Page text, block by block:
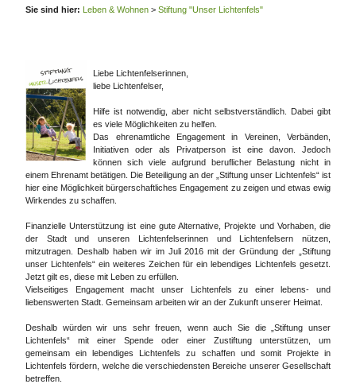
Sie sind hier: Leben & Wohnen > Stiftung "Unser Lichtenfels"
Liebe Lichtenfelserinnen,
liebe Lichtenfelser,
Hilfe ist notwendig, aber nicht selbstverständlich. Dabei gibt
es viele Möglichkeiten zu helfen.
Das ehrenamtliche Engagement in Vereinen, Verbänden,
Initiativen oder als Privatperson ist eine davon. Jedoch
können sich viele aufgrund beruflicher Belastung nicht in
einem Ehrenamt betätigen. Die Beteiligung an der „Stiftung unser Lichtenfels“ ist
hier eine Möglichkeit bürgerschaftliches Engagement zu zeigen und etwas ewig
Wirkendes zu schaffen.
Finanzielle Unterstützung ist eine gute Alternative, Projekte und Vorhaben, die
der Stadt und unseren Lichtenfelserinnen und Lichtenfelsern nützen,
mitzutragen. Deshalb haben wir im Juli 2016 mit der Gründung der „Stiftung
unser Lichtenfels“ ein weiteres Zeichen für ein lebendiges Lichtenfels gesetzt.
Jetzt gilt es, diese mit Leben zu erfüllen.
Vielseitiges Engagement macht unser Lichtenfels zu einer lebens- und
liebenswerten Stadt. Gemeinsam arbeiten wir an der Zukunft unserer Heimat.
Deshalb würden wir uns sehr freuen, wenn auch Sie die „Stiftung unser
Lichtenfels“ mit einer Spende oder einer Zustiftung unterstützen, um
gemeinsam ein lebendiges Lichtenfels zu schaffen und somit Projekte in
Lichtenfels fördern, welche die verschiedensten Bereiche unserer Gesellschaft
betreffen.